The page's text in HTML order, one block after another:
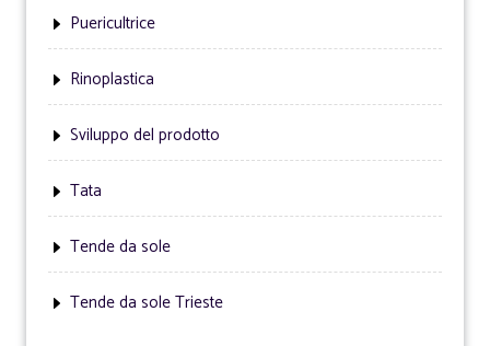
Puericultrice
Rinoplastica
Sviluppo del prodotto
Tata
Tende da sole
Tende da sole Trieste